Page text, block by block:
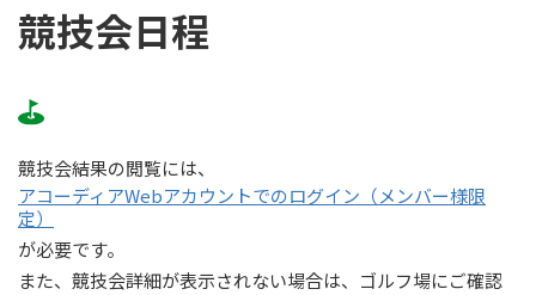
競技会日程
競技会結果の閲覧には、
アコーディアWebアカウントでのログイン（メンバー様限
定）
が必要です。
また、競技会詳細が表示されない場合は、ゴルフ場にご確認